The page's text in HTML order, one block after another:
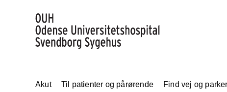
Akut Til patienter og pårørende Find vej og